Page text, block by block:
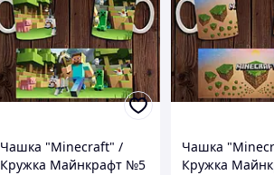
Чашка "Minecraft" /
Кружка Майнкрафт №5
Чашка
Кружка